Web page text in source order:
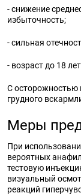
- снижение
избыточность;
- сильная
- возраст до 18
С осторожностью
грудного
Меры
При
вероятных
тестовую
визуальный
реакций